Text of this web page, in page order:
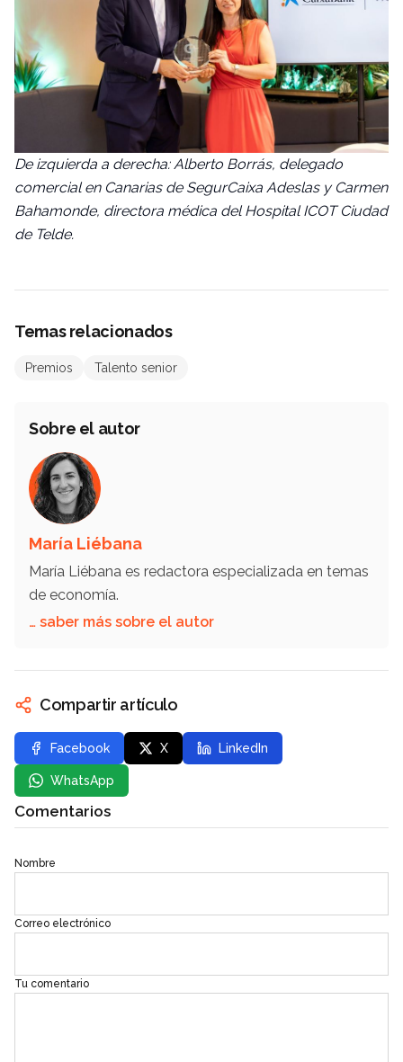
De izquierda a derecha: Alberto Borrás, delegado
comercial en Canarias de SegurCaixa Adeslas y Carmen
Bahamonde, directora médica del Hospital ICOT Ciudad
de Telde.
Temas relacionados
Premios Talento senior
Sobre el autor
María Liébana
María Liébana es redactora especializada en temas
de economía.
… saber más sobre el autor
Compartir artículo
Facebook X LinkedIn
WhatsApp
Comentarios
Nombre
Correo electrónico
Tu comentario